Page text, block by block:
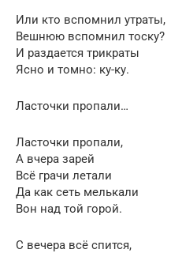
Или кто вспомнил утраты,
Вешнюю вспомнил тоску?
И раздается трикраты
Ясно и томно: ку-ку.
Ласточки пропали…
Ласточки пропали,
А вчера зарей
Всё грачи летали
Да как сеть мелькали
Вон над той горой.
С вечера всё спится,